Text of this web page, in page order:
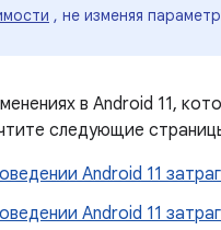
, не изменяя
в Android 11,
следующие
Android 11
Android 11